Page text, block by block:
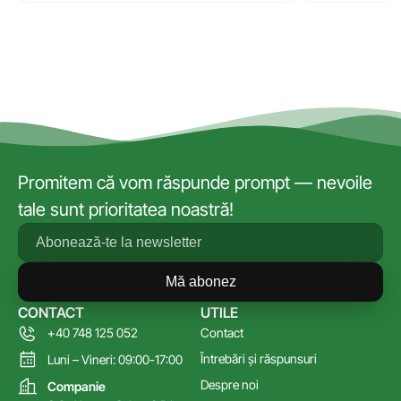
Promitem că vom răspunde prompt — nevoile
tale sunt prioritatea noastră!
Mă abonez
UTILE
Contact
Întrebări și răspunsuri
Despre noi
CONTACT
+40 748 125 052
Luni – Vineri: 09:00-17:00
Companie